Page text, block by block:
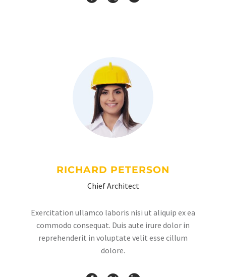
RICHARD PETERSON
Chief Architect
Exercitation ullamco laboris nisi ut aliquip ex ea
commodo consequat. Duis aute irure dolor in
reprehenderit in voluptate velit esse cillum
dolore.